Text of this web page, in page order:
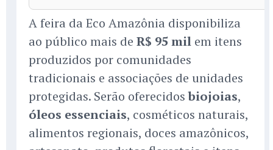
A feira da Eco Amazônia disponibiliza
ao público mais de R$ 95 mil em itens
produzidos por comunidades
tradicionais e associações de unidades
protegidas. Serão oferecidosbiojoias,
óleos essenciais, cosméticos naturais,
alimentos regionais, doces amazônicos,